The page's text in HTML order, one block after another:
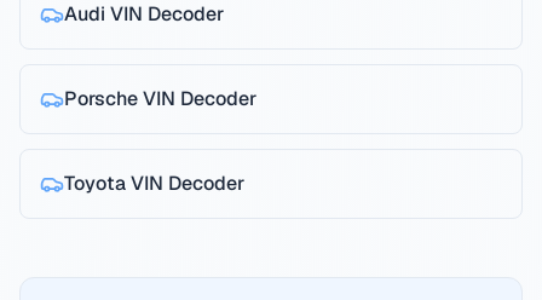
Audi VIN Decoder
PorscheVIN Decoder
ToyotaVIN Decoder